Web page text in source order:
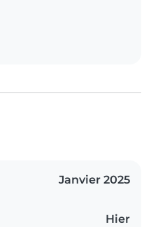
Janvier 2025
Hier